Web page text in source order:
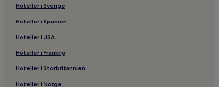
Hoteller i Sverige
Hoteller i Spanien
Hoteller i USA
Hoteller i Frankrig
Hoteller i Storbritannien
Hoteller i Norge